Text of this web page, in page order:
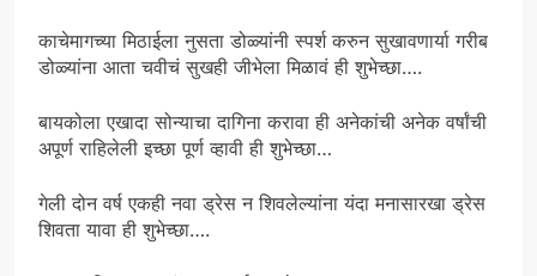
काचेमागच्या मिठाईला नुसता डोळ्यांनी स्पर्श करुन सुखावणार्या गरीब
डोळ्यांना आता चवीचं सुखही जीभेला मिळावं ही शुभेच्छा….
बायकोला एखादा सोन्याचा दागिना करावा ही अनेकांची अनेक वर्षांची
अपूर्ण राहिलेली इच्छा पूर्ण व्हावी ही शुभेच्छा…
गेली दोन वर्ष एकही नवा ड्रेस न शिवलेल्यांना यंदा मनासारखा ड्रेस
शिवता यावा ही शुभेच्छा….